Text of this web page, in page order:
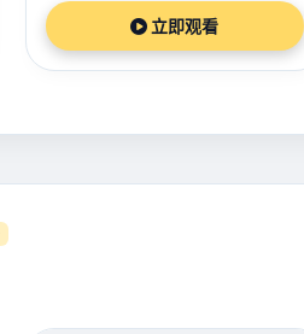
立即观看